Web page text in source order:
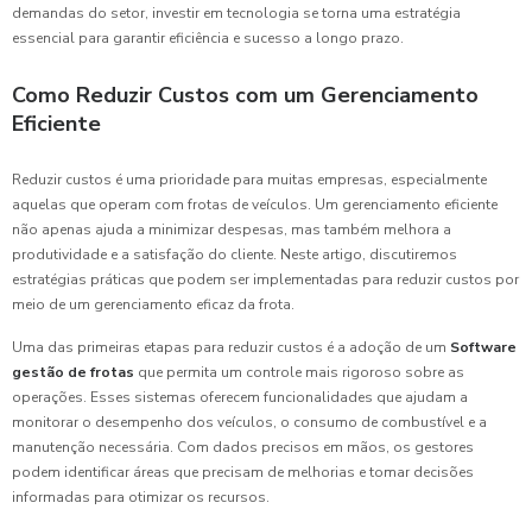
demandas do setor, investir em tecnologia se torna uma estratégia
essencial para garantir eficiência e sucesso a longo prazo.
Como Reduzir Custos com um Gerenciamento
Eficiente
Reduzir custos é uma prioridade para muitas empresas, especialmente
aquelas que operam com frotas de veículos. Um gerenciamento eficiente
não apenas ajuda a minimizar despesas, mas também melhora a
produtividade e a satisfação do cliente. Neste artigo, discutiremos
estratégias práticas que podem ser implementadas para reduzir custos por
meio de um gerenciamento eficaz da frota.
Uma das primeiras etapas para reduzir custos é a adoção de um Software
gestão de frotas que permita um controle mais rigoroso sobre as
operações. Esses sistemas oferecem funcionalidades que ajudam a
monitorar o desempenho dos veículos, o consumo de combustível e a
manutenção necessária. Com dados precisos em mãos, os gestores
podem identificar áreas que precisam de melhorias e tomar decisões
informadas para otimizar os recursos.